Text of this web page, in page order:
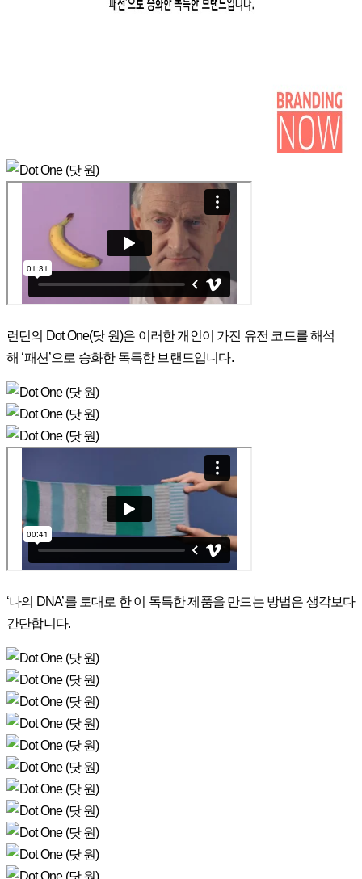
런던의 Dot One(닷 원)은 이러한 개인이 가진 유전 코드를 해석
해 ‘패션’으로 승화한 독특한 브랜드입니다.
‘나의 DNA’를 토대로 한 이 독특한 제품을 만드는 방법은 생각보다
간단합니다.